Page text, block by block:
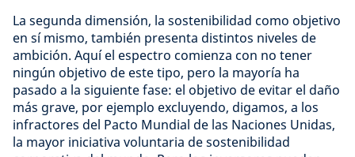
La segunda dimensión, la sostenibilidad como objetivo
en sí mismo, también presenta distintos niveles de
ambición. Aquí el espectro comienza con no tener
ningún objetivo de este tipo, pero la mayoría ha
pasado a la siguiente fase: el objetivo de evitar el daño
más grave, por ejemplo excluyendo, digamos, a los
infractores del Pacto Mundial de las Naciones Unidas,
la mayor iniciativa voluntaria de sostenibilidad